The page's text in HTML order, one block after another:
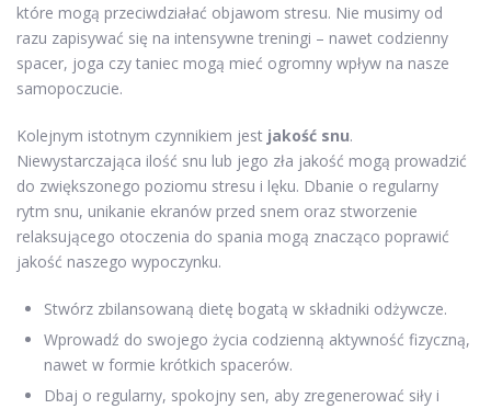
które mogą przeciwdziałać objawom stresu. Nie musimy od
razu zapisywać się na intensywne treningi – nawet codzienny
spacer, joga czy taniec mogą mieć ogromny wpływ na nasze
samopoczucie.
Kolejnym istotnym czynnikiem jest jakość snu.
Niewystarczająca ilość snu lub jego zła jakość mogą prowadzić
do zwiększonego poziomu stresu i lęku. Dbanie o regularny
rytm snu, unikanie ekranów przed snem oraz stworzenie
relaksującego otoczenia do spania mogą znacząco poprawić
jakość naszego wypoczynku.
Stwórz zbilansowaną dietę bogatą w składniki odżywcze.
Wprowadź do swojego życia codzienną aktywność fizyczną,
nawet w formie krótkich spacerów.
Dbaj o regularny, spokojny sen, aby zregenerować siły i